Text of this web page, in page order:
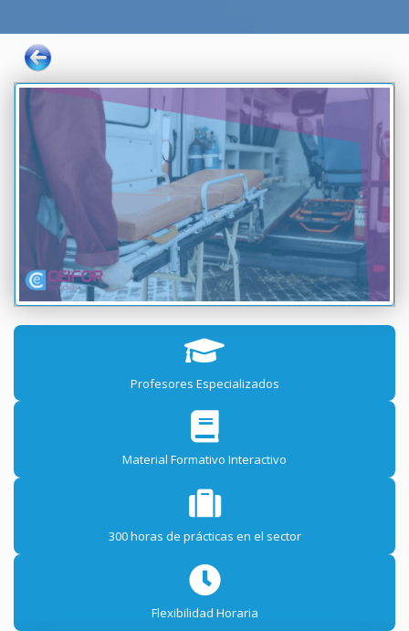
Profesores Especializados
Material Formativo Interactivo
300 horas de prácticas en el sector
Flexibilidad Horaria